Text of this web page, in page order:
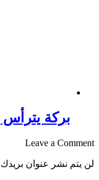
بركة يترأس
Leave a Comment
لن يتم نشر عنوان بريدك